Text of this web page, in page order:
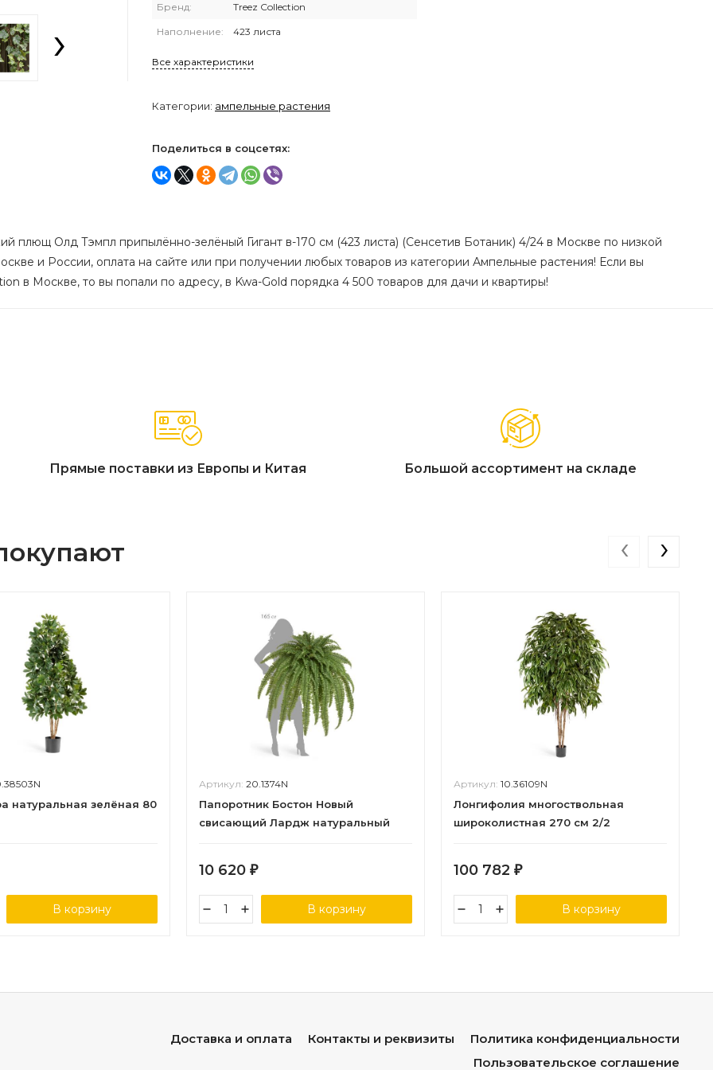
›
Бренд: Treez Collection
Наполнение: 423 листа
Все характеристики
Категории: ампельные растения
Поделиться в соцсетях:
плющ Олд Тэмпл припылённо-зелёный Гигант в-170 см (423 листа) (Сенсетив Ботаник) 4/24 в Москве по низкой
и России, оплата на сайте или при получении любых товаров из категории Ампельные растения! Если вы
в Москве, то вы попали по адресу, в Kwa-Gold порядка 4 500 товаров для дачи и квартиры!
Прямые поставки из Европы и Китая Большой ассортимент на складе
натуральная зелёная 80
В корзину
Артикул: 20.1374N
Папоротник Бостон Новый
свисающий Лардж натуральный
10 620 ₽
В корзину
Артикул: 10.36109N
Лонгифолия многоствольная
широколистная 270 см 2/2
100 782 ₽
В корзину
‹ ›
Доставка и оплата Контакты и реквизиты
Политика конфиденциальности
Пользовательское соглашение